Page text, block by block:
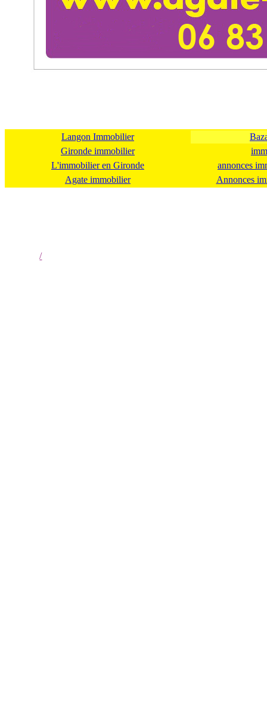
Langon Immobilier
Gironde immobilier
L'immobilier en Gironde
annonces
Agate immobilier
Annonces
/